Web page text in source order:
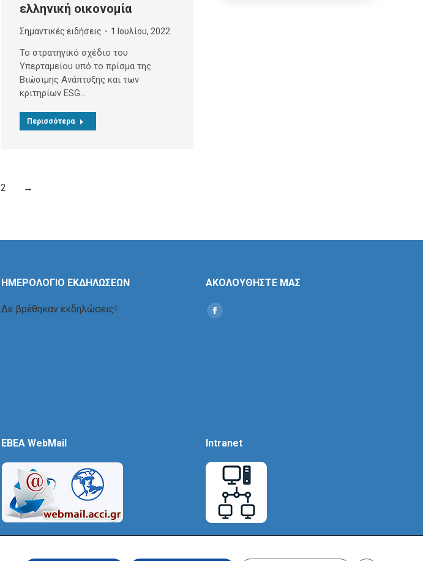
ελληνική οικονομία
Σημαντικές ειδήσεις 1 Ιουλίου, 2022
Το στρατηγικό σχέδιο του
Υπερταμείου υπό το πρίσμα της
Βιώσιμης Ανάπτυξης και των
κριτηρίων ESG…
Περισσότερα
2 →
ΗΜΕΡΟΛΟΓΙΟ ΕΚΔΗΛΩΣΕΩΝ
Δε βρέθηκαν εκδηλώσεις!
ΑΚΟΛΟΥΘΗΣΤΕ ΜΑΣ
Find us on:
Social
EBEA WebMail Intranet